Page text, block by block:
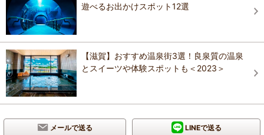
遊べるお出かけスポット12選
【滋賀】おすすめ温泉街3選！良泉質の温泉
とスイーツや体験スポットも＜2023＞
メールで送る LINEで送る